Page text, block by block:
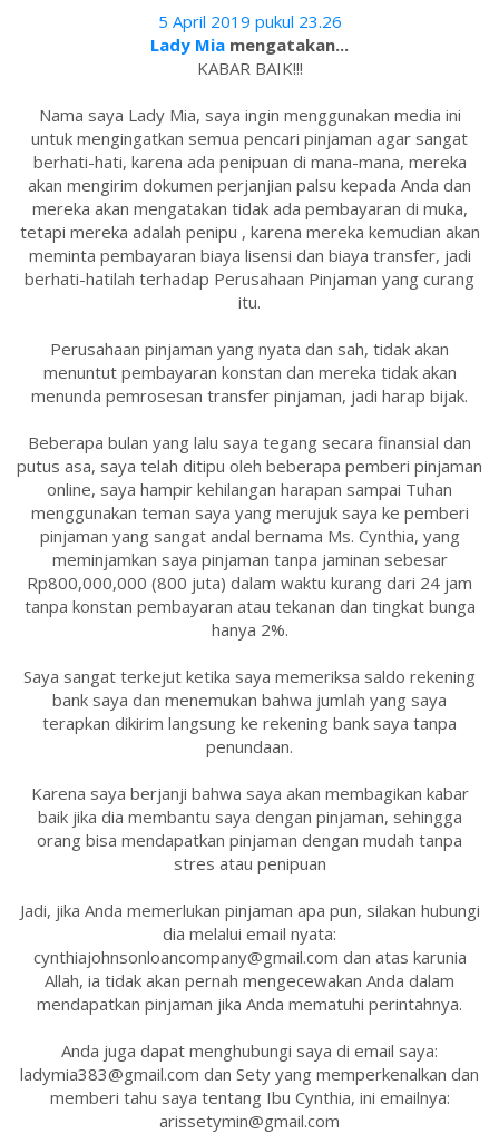
5 April 2019 pukul 23.26
Lady Mia mengatakan...
KABAR BAIK!!!
Nama saya Lady Mia, saya ingin menggunakan media ini
untuk mengingatkan semua pencari pinjaman agar sangat
berhati-hati, karena ada penipuan di mana-mana, mereka
akan mengirim dokumen perjanjian palsu kepada Anda dan
mereka akan mengatakan tidak ada pembayaran di muka,
tetapi mereka adalah penipu , karena mereka kemudian akan
meminta pembayaran biaya lisensi dan biaya transfer, jadi
berhati-hatilah terhadap Perusahaan Pinjaman yang curang
itu.
Perusahaan pinjaman yang nyata dan sah, tidak akan
menuntut pembayaran konstan dan mereka tidak akan
menunda pemrosesan transfer pinjaman, jadi harap bijak.
Beberapa bulan yang lalu saya tegang secara finansial dan
putus asa, saya telah ditipu oleh beberapa pemberi pinjaman
online, saya hampir kehilangan harapan sampai Tuhan
menggunakan teman saya yang merujuk saya ke pemberi
pinjaman yang sangat andal bernama Ms. Cynthia, yang
meminjamkan saya pinjaman tanpa jaminan sebesar
Rp800,000,000 (800 juta) dalam waktu kurang dari 24 jam
tanpa konstan pembayaran atau tekanan dan tingkat bunga
hanya 2%.
Saya sangat terkejut ketika saya memeriksa saldo rekening
bank saya dan menemukan bahwa jumlah yang saya
terapkan dikirim langsung ke rekening bank saya tanpa
penundaan.
Karena saya berjanji bahwa saya akan membagikan kabar
baik jika dia membantu saya dengan pinjaman, sehingga
orang bisa mendapatkan pinjaman dengan mudah tanpa
stres atau penipuan
Jadi, jika Anda memerlukan pinjaman apa pun, silakan hubungi
dia melalui email nyata:
cynthiajohnsonloancompany@gmail.com dan atas karunia
Allah, ia tidak akan pernah mengecewakan Anda dalam
mendapatkan pinjaman jika Anda mematuhi perintahnya.
Anda juga dapat menghubungi saya di email saya:
ladymia383@gmail.com dan Sety yang memperkenalkan dan
memberi tahu saya tentang Ibu Cynthia, ini emailnya:
arissetymin@gmail.com